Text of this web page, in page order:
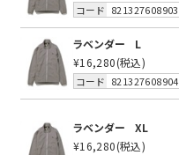
コード 821327608903
ラベンダー
L
¥16,280(税込)
コード 821327608904
ラベンダー
XL
¥16,280(税込)